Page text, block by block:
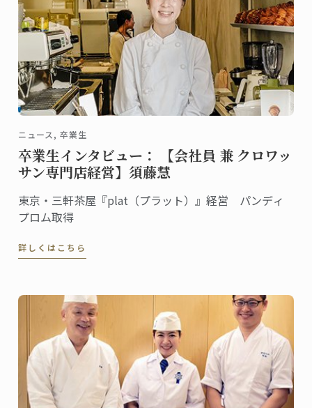
ニュース, 卒業生
卒業生インタビュー： 【会社員 兼 クロワッ
サン専門店経営】須藤慧
東京・三軒茶屋『plat（プラット）』経営 パンディ
プロム取得
詳しくはこちら